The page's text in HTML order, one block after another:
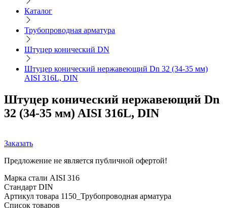
Каталог
Трубопроводная арматура
Штуцер конический DN
Штуцер конический нержавеющий Dn 32 (34-35 мм)
AISI 316L, DIN
Штуцер конический нержавеющий Dn
32 (34-35 мм) AISI 316L, DIN
Заказать
Предложение не является публичной офертой!
Марка стали AISI 316
Стандарт DIN
Артикул товара 1150_Трубопроводная арматура
Список товаров